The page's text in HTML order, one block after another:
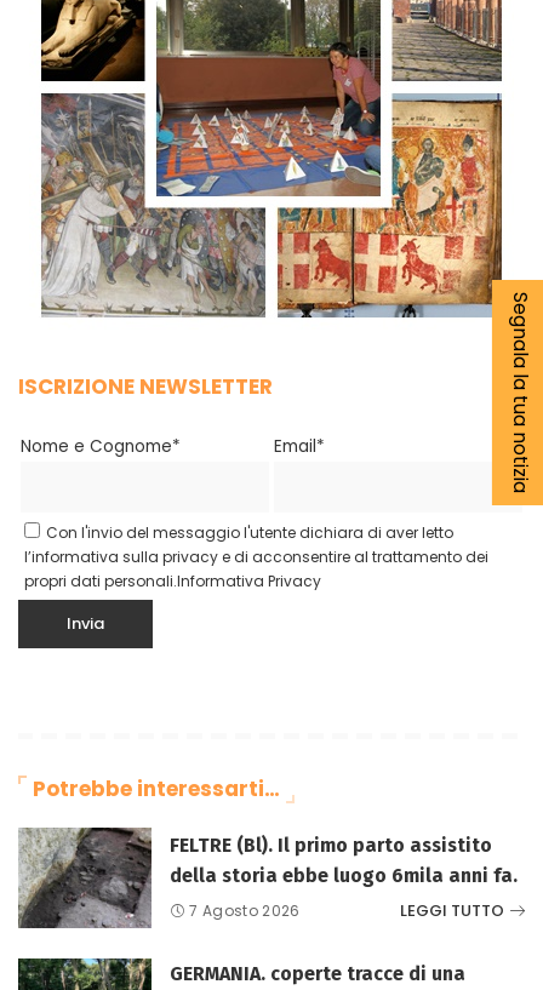
ISCRIZIONE NEWSLETTER
Nome e Cognome* Email*
Con l'invio del messaggio l'utente dichiara di aver letto
l’informativa sulla privacy e di acconsentire al trattamento dei
propri dati personali.Informativa Privacy
Potrebbe interessarti…
FELTRE (Bl). Il primo parto assistito
della storia ebbe luogo 6mila anni fa.
7 Agosto 2026 LEGGI TUTTO
GERMANIA. coperte tracce di una
Segnala la tua notizia